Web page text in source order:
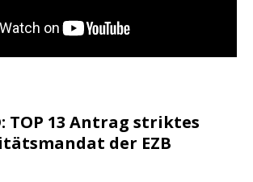
TOP 13 Antrag striktes
der EZB